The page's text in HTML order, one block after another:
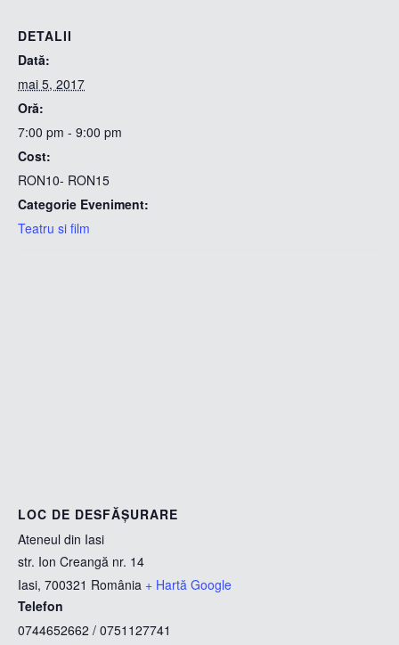
DETALII
Dată:
mai 5, 2017
Oră:
7:00 pm - 9:00 pm
Cost:
RON10- RON15
Categorie Eveniment:
Teatru si film
LOC DE DESFĂȘURARE
Ateneul din Iasi
str. Ion Creangă nr. 14
Iasi, 700321 România + Hartă Google
Telefon
0744652662 / 0751127741